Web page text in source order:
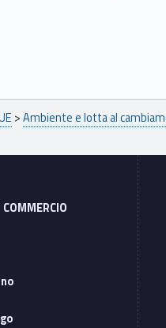
>Ambiente e lotta al